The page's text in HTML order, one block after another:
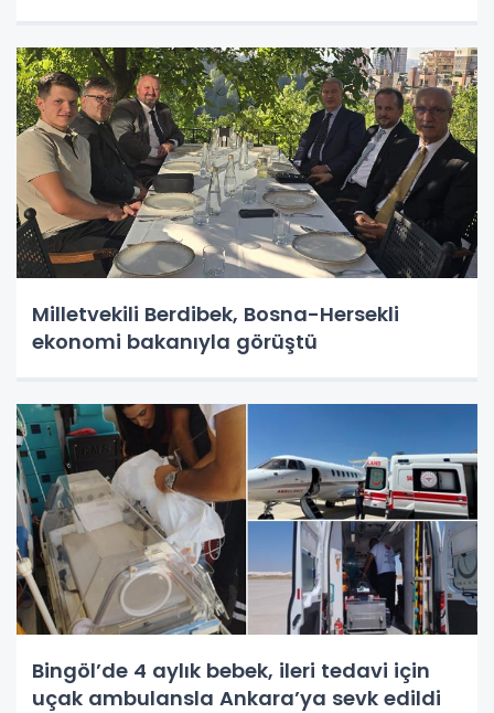
Milletvekili Berdibek, Bosna-Hersekli
ekonomi bakanıyla görüştü
Bingöl’de 4 aylık bebek, ileri tedavi için
uçak ambulansla Ankara’ya sevk edildi